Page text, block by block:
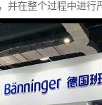
并在整个过程中进行